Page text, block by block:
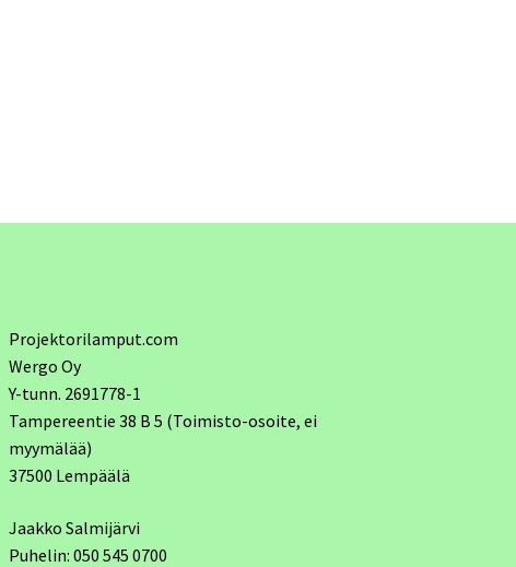
Projektorilamput.com
Wergo Oy
Y-tunn. 2691778-1
Tampereentie 38 B 5 (Toimisto-osoite, ei
myymälää)
37500 Lempäälä
Jaakko Salmijärvi
Puhelin: 050 545 0700